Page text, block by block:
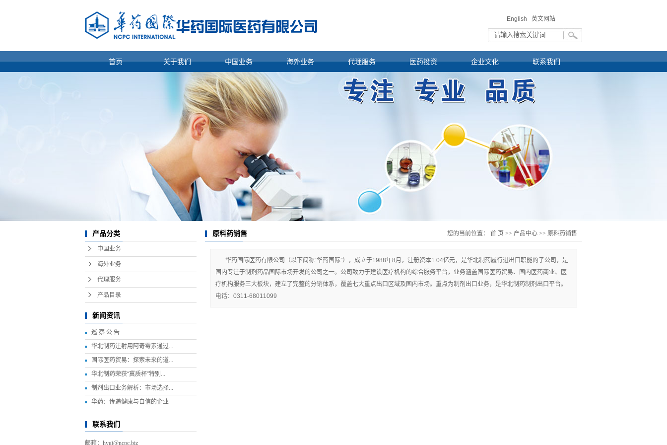
English 英文网站
首页 关于我们
公司概况
规划愿景
组织体系
企业管理
薪酬待遇
重要人事变动
重大事项
质量管理
中国业务
国内药品信息
产品目录
医院信息
终端信息
商业信息
海外业务
海外注册
代理服务
进口代理
出口代理
医药投资
国内医药投资
国外医药投资
企业文化
公司动态
行业动态
联系我们
公司导航地图
产品分类
中国业务
海外业务
代理服务
产品目录
新闻资讯
巡 察 公 告
华北制药注射用阿奇霉素通过...
国际医药贸易：探索未来的道...
华北制药荣获“冀质杯”特别...
制剂出口业务解析：市场选择...
华药：传递健康与自信的企业
联系我们
邮箱：hygj@ncpc.biz
原料药销售 您的当前位置： 首 页 >> 产品中心 >> 原料药销售
华药国际医药有限公司（以下简称“华药国际”），成立于1988年8月，注册资本1.04亿元，是华北制药履行进出口职能的子公司，是
国内专注于制剂药品国际市场开发的公司之一。公司致力于建设医疗机构的综合服务平台，业务涵盖国际医药贸易、国内医药商业、医
疗机构服务三大板块，建立了完整的分销体系，覆盖七大重点出口区域及国内市场。重点为制剂出口业务，是华北制药制剂出口平台。
电话：0311-68011099